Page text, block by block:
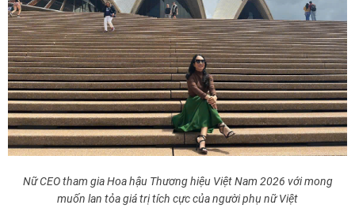
Nữ CEO tham gia Hoa hậu Thương hiệu Việt Nam 2026 với mong
muốn lan tỏa giá trị tích cực của người phụ nữ Việt